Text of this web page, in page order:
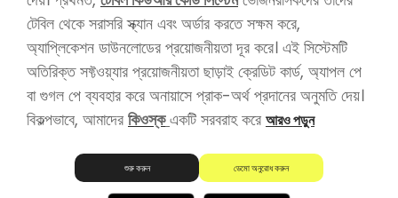
টেবিল থেকে সরাসরি স্ক্যান এবং অর্ডার করতে সক্ষম করে,
অ্যাপ্লিকেশন ডাউনলোডের প্রয়োজনীয়তা দূর করে। এই সিস্টেমটি
অতিরিক্ত সফ্টওয়্যার প্রয়োজনীয়তা ছাড়াই ক্রেডিট কার্ড, অ্যাপল পে
বা গুগল পে ব্যবহার করে অনায়াসে প্রাক-অর্থ প্রদানের অনুমতি দেয়।
বিকল্পভাবে, আমাদের কিওস্ক একটিসরবরাহ করে আরও পড়ুন
শুরু করুন ডেমো অনুরোধ করুন